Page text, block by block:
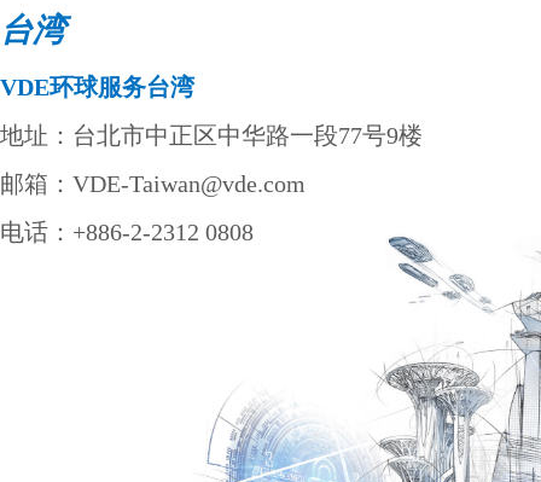
台湾
VDE环球服务台湾
地址：台北市中正区中华路一段77号9楼
邮箱：VDE-Taiwan@vde.com
电话：+886-2-2312 0808